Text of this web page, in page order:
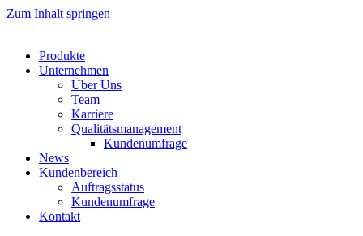
Zum Inhalt springen
Produkte
Unternehmen
Über Uns
Team
Karriere
Qualitätsmanagement
Kundenumfrage
News
Kundenbereich
Auftragsstatus
Kundenumfrage
Kontakt